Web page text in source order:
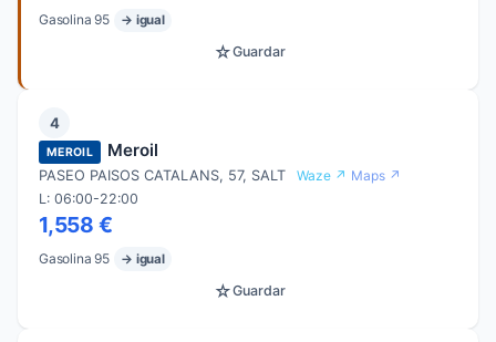
Gasolina 95 → igual
☆Guardar
4
MEROIL Meroil
PASEO PAISOS CATALANS, 57, SALT Waze ↗ Maps ↗
L: 06:00-22:00
1,558 €
Gasolina 95 → igual
☆Guardar